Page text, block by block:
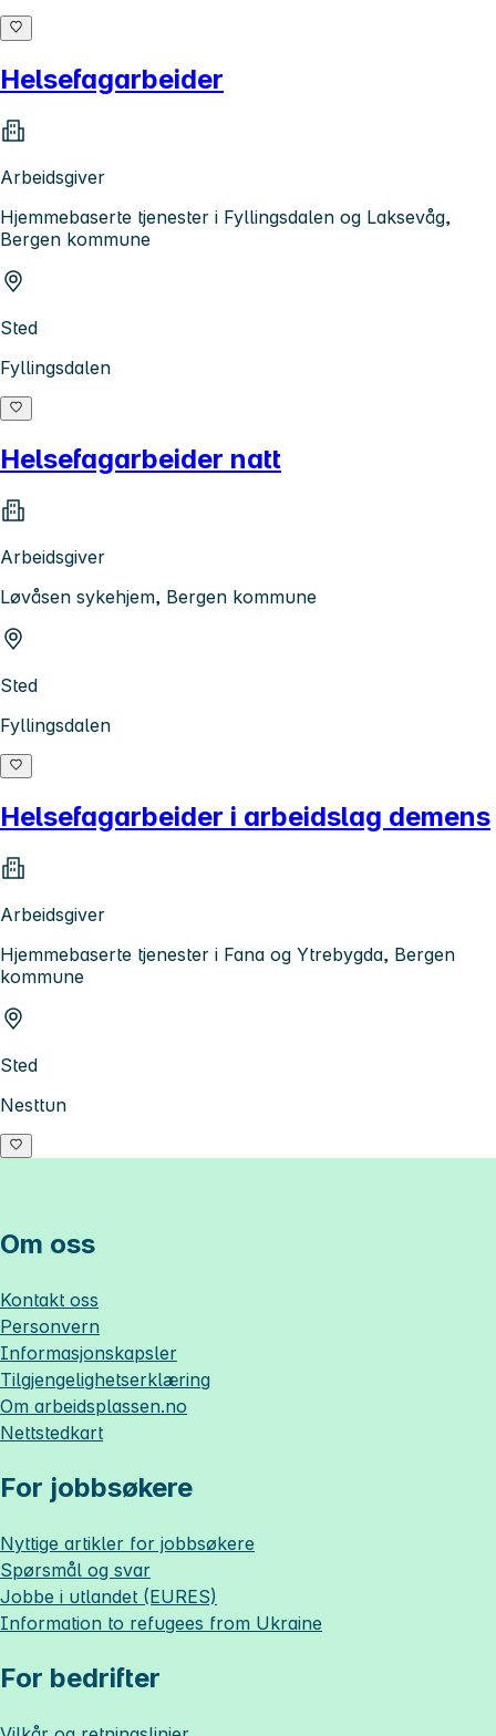
Helsefagarbeider
Arbeidsgiver
Hjemmebaserte tjenester i Fyllingsdalen og Laksevåg,
Bergen kommune
Sted
Fyllingsdalen
Helsefagarbeider natt
Arbeidsgiver
Løvåsen sykehjem, Bergen kommune
Sted
Fyllingsdalen
Helsefagarbeider i arbeidslag demens
Arbeidsgiver
Hjemmebaserte tjenester i Fana og Ytrebygda, Bergen
kommune
Sted
Nesttun
Om oss
Kontakt oss
Personvern
Informasjonskapsler
Tilgjengelighetserklæring
Om arbeidsplassen.no
Nettstedkart
For jobbsøkere
Nyttige artikler for jobbsøkere
Spørsmål og svar
Jobbe i utlandet (EURES)
Information to refugees from Ukraine
For bedrifter